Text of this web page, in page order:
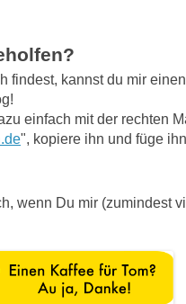
findest, kannst du mir
einfach mit der rechten
", kopiere ihn und füge
wenn Du mir (zumindest